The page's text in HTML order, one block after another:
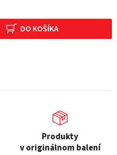
DO KOŠÍKA
Produkty
v originálnom balení